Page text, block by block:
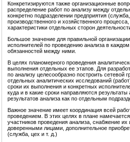
Конкретизируются также организационные
распределение работ по анализу между
конкретно подразделении предприятия
производственного и хозяйственного
характеристики отдельных сторон
Большое значение для правильной
исполнителей по проведению анализа в
обязанностей между ними.
В целях планомерного проведения
выполнения отдельных ее этапов. Для
по анализу целесообразно построить сетевой
отдельных аналитических исследований
сроки их выполнения и конкретных
куда и в какие сроки направляются
результатов анализа как по отдельным
Важное значение имеет координация всей
проведением. В этих целях в плане
участников проведения анализа, снабжение
доверенными лицами, дополнительное
(служба, цех и т. д.)